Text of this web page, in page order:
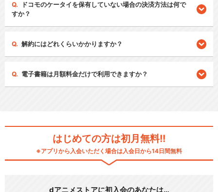
ドコモのケータイを保有していない場合の決済方法は何で
すか？
解約にはどれくらいかかりますか？
電子書籍は月額料金だけで利用できますか？
はじめての方は初月無料!!
※アプリから入会いただく場合は入会日から14日間無料
dアニメストアに初入会のあなたは…